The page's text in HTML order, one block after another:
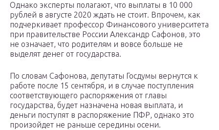
Однако эксперты полагают, что выплаты в 10 000
рублей в августе 2020 ждать не стоит. Впрочем, как
подчеркивает профессор Финансового университета
при правительстве России Александр Сафонов, это
не означает, что родителям и вовсе больше не
выделят денег от государства.
По словам Сафонова, депутаты Госдумы вернутся к
работе после 15 сентября, и в случае поступления
соответствующего распоряжения от главы
государства, будет назначена новая выплата, и
деньги поступят в распоряжение ПФР, однако это
произойдет не раньше середины осени.